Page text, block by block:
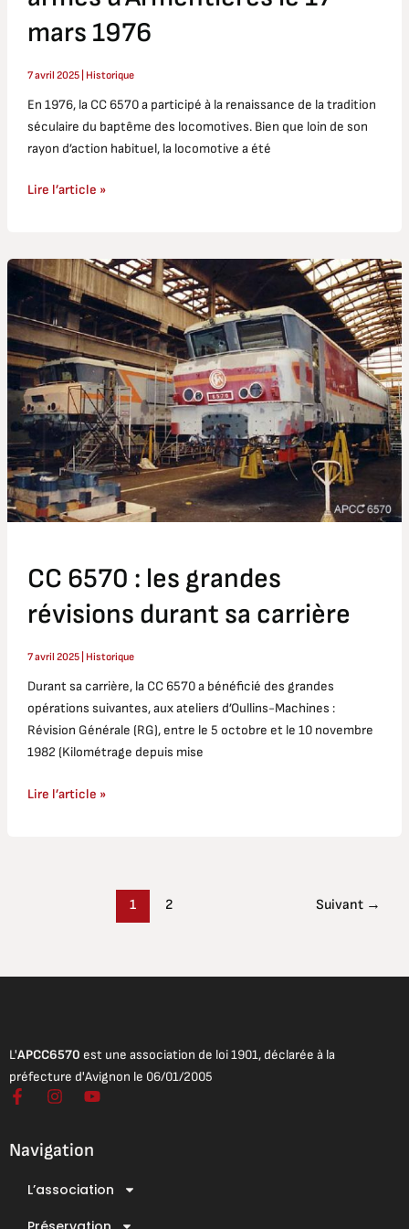
mars 1976
7 avril 2025 | Historique
En 1976, la CC 6570 a participé à la renaissance de la tradition
séculaire du baptême des locomotives. Bien que loin de son
rayon d’action habituel, la locomotive a été
Lire l’article »
CC 6570 : les grandes
révisions durant sa carrière
7 avril 2025 Historique
Durant sa carrière, la CC 6570 a bénéficié des grandes
opérations suivantes, aux ateliers d’Oullins-Machines :
Révision Générale (RG), entre le 5 octobre et le 10 novembre
1982 (Kilométrage depuis mise
CC
6570
les
grandes
révisions
durant
sa
carrière
Lire l’article »
1 2 Suivant →
L'APCC6570 est une association de loi 1901, déclarée à la
préfecture d'Avignon le 06/01/2005
F
a
e
b
I
t
a
r
Y
t
u
e
Navigation
L’association
Mentions légales
Conditions Générales de Vente